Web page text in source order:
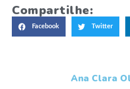
Compartilhe:
Facebook Twitter
Ana Clara